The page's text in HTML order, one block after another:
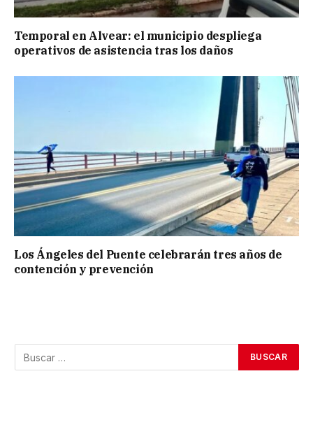
Temporal en Alvear: el municipio despliega
operativos de asistencia tras los daños
Los Ángeles del Puente celebrarán tres años de
contención y prevención